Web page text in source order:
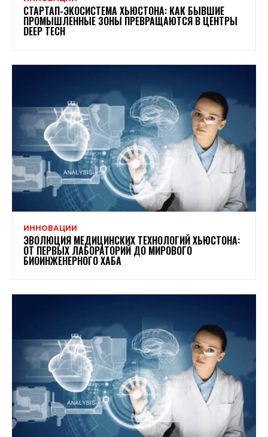
СТАРТАП-ЭКОСИСТЕМА ХЬЮСТОНА: КАК БЫВШИЕ
ПРОМЫШЛЕННЫЕ ЗОНЫ ПРЕВРАЩАЮТСЯ В ЦЕНТРЫ
DEEP TECH
ИННОВАЦИИ
ЭВОЛЮЦИЯ МЕДИЦИНСКИХ ТЕХНОЛОГИЙ ХЬЮСТОНА:
ОТ ПЕРВЫХ ЛАБОРАТОРИЙ ДО МИРОВОГО
БИОИНЖЕНЕРНОГО ХАБА